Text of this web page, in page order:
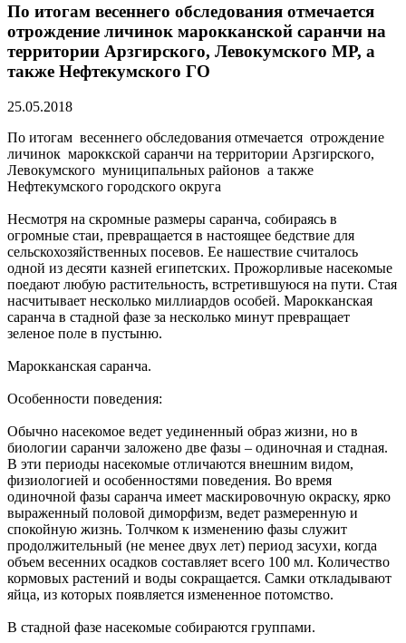
По итогам весеннего обследования отмечается
отрождение личинок марокканской саранчи на
территории Арзгирского, Левокумского МР, а
также Нефтекумского ГО
25.05.2018
По итогам весеннего обследования отмечается отрождение
личинок мароккской саранчи на территории Арзгирского,
Левокумского муниципальных районов а также
Нефтекумского городского округа
Несмотря на скромные размеры саранча, собираясь в
огромные стаи, превращается в настоящее бедствие для
сельскохозяйственных посевов. Ее нашествие считалось
одной из десяти казней египетских. Прожорливые насекомые
поедают любую растительность, встретившуюся на пути. Стая
насчитывает несколько миллиардов особей. Марокканская
саранча в стадной фазе за несколько минут превращает
зеленое поле в пустыню.
Марокканская саранча.
Особенности поведения:
Обычно насекомое ведет уединенный образ жизни, но в
биологии саранчи заложено две фазы – одиночная и стадная.
В эти периоды насекомые отличаются внешним видом,
физиологией и особенностями поведения. Во время
одиночной фазы саранча имеет маскировочную окраску, ярко
выраженный половой диморфизм, ведет размеренную и
спокойную жизнь. Толчком к изменению фазы служит
продолжительный (не менее двух лет) период засухи, когда
объем весенних осадков составляет всего 100 мл. Количество
кормовых растений и воды сокращается. Самки откладывают
яйца, из которых появляется измененное потомство.
В стадной фазе насекомые собираются группами.